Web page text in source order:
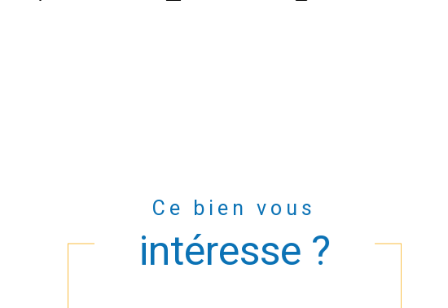
Ce bien vous
intéresse ?